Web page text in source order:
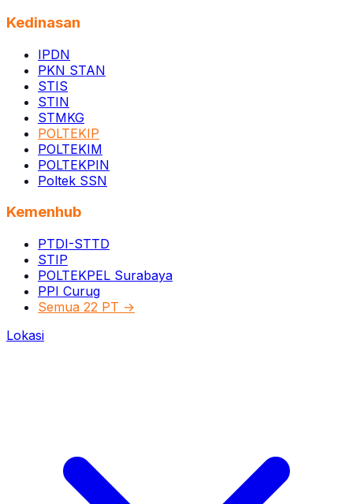
Kedinasan
IPDN
PKN STAN
STIS
STIN
STMKG
POLTEKIP
POLTEKIM
POLTEKPIN
Poltek SSN
Kemenhub
PTDI-STTD
STIP
POLTEKPEL Surabaya
PPI Curug
Semua 22 PT →
Lokasi